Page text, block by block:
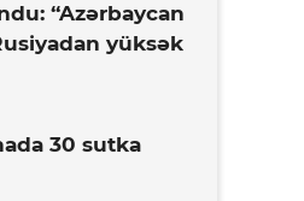
“Azərbaycan
yüksək
30 sutka